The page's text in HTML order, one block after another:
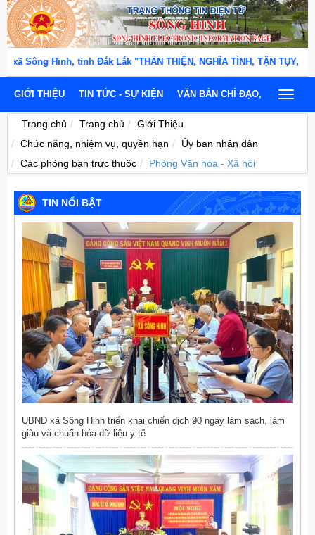
Hinh, tỉnh Đắk Lắk "THÂN THIỆN, NGHĨA TÌNH, TẬN TỤY,
GIỚI THIỆU TIN TỨC - SỰ KIỆN VĂN BẢN CHỈ ĐẠO, ĐIỀU HÀNH
Toggle
Trang chủ Trang chủ
Giới Thiệu
Chức năng, nhiệm vụ, quyền hạn
Ủy ban nhân dân
Các phòng ban trực thuộc
Phòng Văn hóa - Xã hội
TIN NỔI BẬT
UBND xã Sông Hinh triển khai chiến dịch 90 ngày làm sạch, làm
giàu và chuẩn hóa dữ liệu y tế